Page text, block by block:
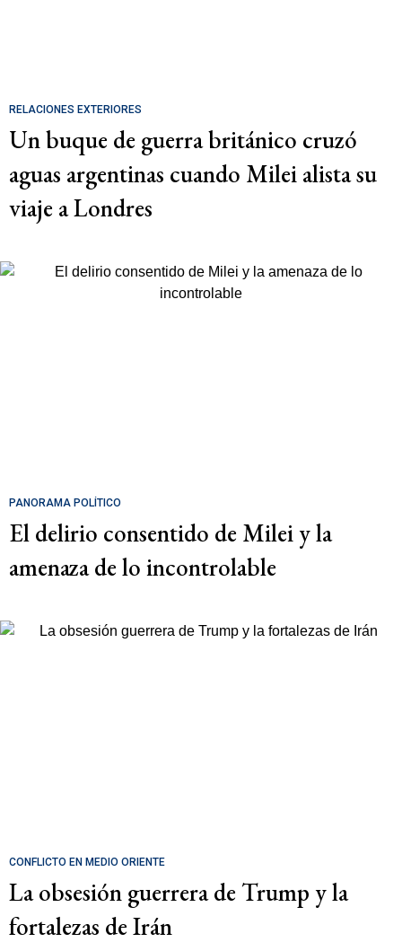
RELACIONES EXTERIORES
Un buque de guerra británico cruzó
aguas argentinas cuando Milei alista su
viaje a Londres
PANORAMA POLÍTICO
El delirio consentido de Milei y la
amenaza de lo incontrolable
CONFLICTO EN MEDIO ORIENTE
La obsesión guerrera de Trump y la
fortalezas de Irán